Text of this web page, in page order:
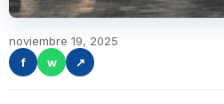
noviembre 19, 2025
f
w ↗